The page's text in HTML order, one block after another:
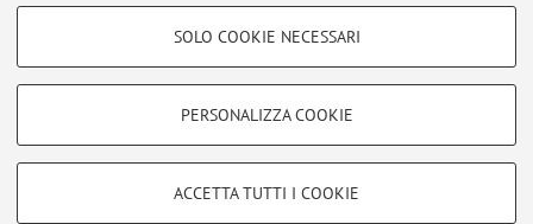
COOKIE DI PROFILAZIONE - FACOLTATIVI
COOKIE TECNICI - NECESSARI
SOLO COOKIE NECESSARI
PERSONALIZZA COOKIE
ACCETTA TUTTI I COOKIE
Area riservata
Accedi tramiteloginper gestire tutti i contenuti del sito.
Zamboni, 33 - 40126 Bologna - Partita IVA: 01131710376